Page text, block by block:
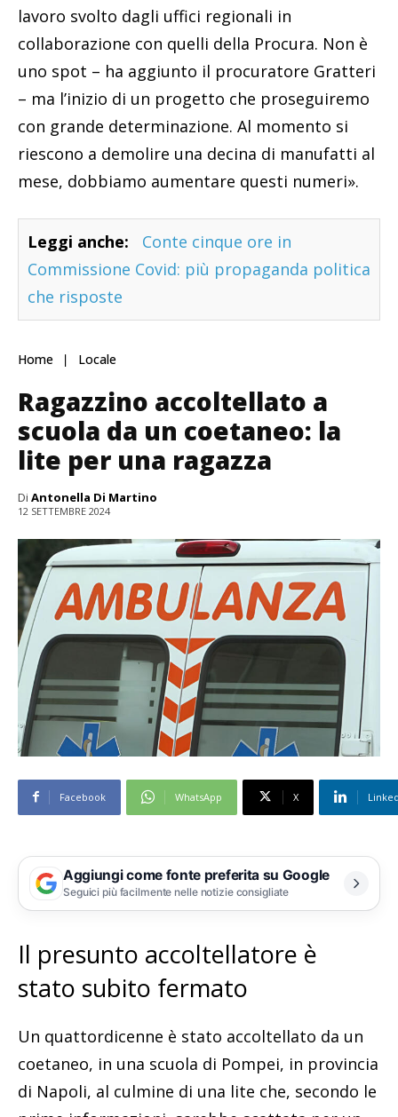
lavoro svolto dagli uffici regionali in
collaborazione con quelli della Procura. Non è
uno spot – ha aggiunto il procuratore Gratteri
– ma l’inizio di un progetto che proseguiremo
con grande determinazione. Al momento si
riescono a demolire una decina di manufatti al
mese, dobbiamo aumentare questi numeri».
Leggi anche:
Conte cinque ore in
Commissione Covid: più propaganda politica
che risposte
Home Locale
Ragazzino accoltellato a
scuola da un coetaneo: la
lite per una ragazza
Di Antonella Di Martino
12 SETTEMBRE 2024
Facebook WhatsApp X
Aggiungi come fonte preferita su Google
Seguici più facilmente nelle notizie consigliate
Il presunto accoltellatore è
stato subito fermato
Un quattordicenne è stato accoltellato da un
coetaneo, in una scuola di Pompei, in provincia
di Napoli, al culmine di una lite che, secondo le